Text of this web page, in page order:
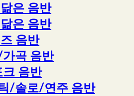
은 음반
은 음반
음반
곡 음반
음반
/솔로/연주 음반